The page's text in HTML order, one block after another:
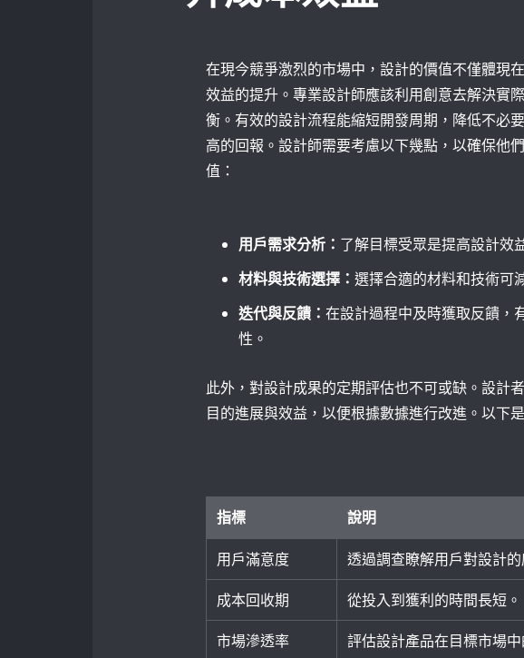
在現今競爭激烈的市場中，設計的價值不僅體現
效益的提升。專業設計師應該利用創意去解決實
衡。有效的設計流程能縮短開發周期，降低不必
高的回報。設計師需要考慮以下幾點，以確保他
值：
用戶需求分析： 了解目標受眾是提高設計效
材料與技術選擇： 選擇合適的材料和技術可
迭代與反饋： 在設計過程中及時獲取反饋，
性。
此外，對設計成果的定期評估也不可或缺。設計
目的進展與效益，以便根據數據進行改進。以下
指標 說明
用戶滿意度 透過調查瞭解用戶對設計的
成本回收期 從投入到獲利的時間長短。
市場滲透率 評估設計產品在目標市場中